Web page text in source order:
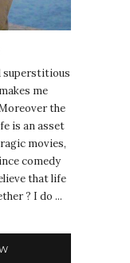
superstitious
me
the
is an asset
movies,
comedy
that life
? I do ...